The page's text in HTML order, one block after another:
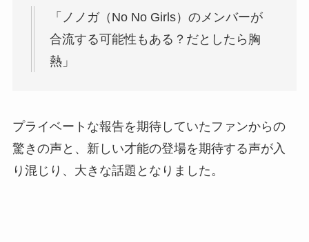
「ノノガ（No No Girls）のメンバーが
合流する可能性もある？だとしたら胸
熱」
プライベートな報告を期待していたファンからの
驚きの声と、新しい才能の登場を期待する声が入
り混じり、大きな話題となりました。